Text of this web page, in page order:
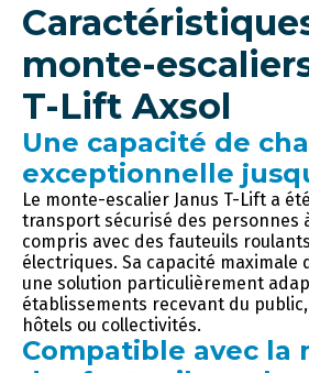
monte-
T-Lift Axsol
Une capacité de
exceptionnelle
Le monte-escalier Janus T-Lift a
transport sécurisé des personnes
compris avec des fauteuils
électriques. Sa capacité maximale
une solution particulièrement
établissements recevant du
hôtels ou collectivités.
Compatible avec la